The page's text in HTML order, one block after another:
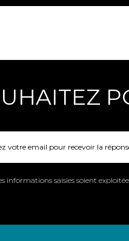
saisies soient